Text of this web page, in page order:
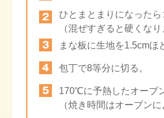
ひとまとまりになった
（混ぜすぎると硬くなり
まな板に生地を1.5cmほ
包丁で8等分に切る。
170℃に予熱したオーブ
（焼き時間はオーブン